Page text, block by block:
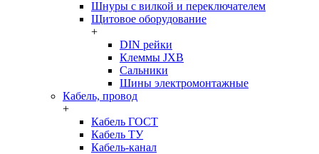
Шнуры с вилкой и переключателем
Щитовое оборудование
+
DIN рейки
Клеммы JXB
Сальники
Шины электромонтажные
Кабель, провод
+
Кабель ГОСТ
Кабель ТУ
Кабель-канал